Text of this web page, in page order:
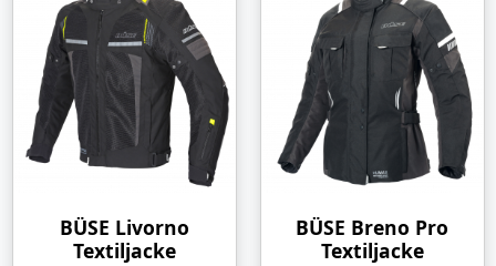
BÜSE Livorno
Textiljacke
BÜSE Breno Pro
Textiljacke